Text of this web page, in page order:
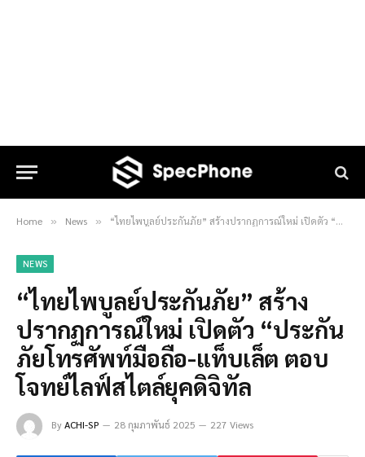
Home » News » “ไทยไพบูลย์ประกันภัย” สร้างปรากฏการณ์ใหม่ เปิดตัว “ประกันภัยโทรศัพท์มือถือ-แท็บเล็ต ตอบโจทย์ไลฟ์สไตล์ยุคดิจิทัล
NEWS
“ไทยไพบูลย์ประกันภัย” สร้าง
ปรากฏการณ์ใหม่ เปิดตัว “ประกัน
ภัยโทรศัพท์มือถือ-แท็บเล็ต ตอบ
โจทย์ไลฟ์สไตล์ยุคดิจิทัล
ByACHI-SP 28 กุมภาพันธ์ 2025 227 Views